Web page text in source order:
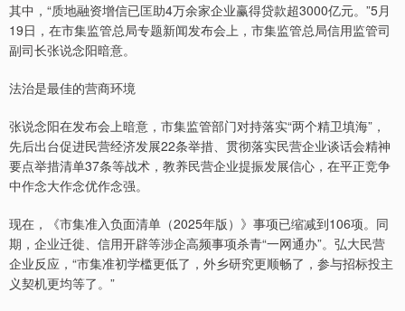
其中，“质地融资增信已匡助4万余家企业赢得贷款超3000亿元。”5月
19日，在市集监管总局专题新闻发布会上，市集监管总局信用监管司
副司长张说念阳暗意。
法治是最佳的营商环境
张说念阳在发布会上暗意，市集监管部门对持落实“两个精卫填海”，
先后出台促进民营经济发展22条举措、贯彻落实民营企业谈话会精神
要点举措清单37条等战术，教养民营企业提振发展信心，在平正竞争
中作念大作念优作念强。
现在，《市集准入负面清单（2025年版）》事项已缩减到106项。同
期，企业迁徙、信用开辟等涉企高频事项杀青“一网通办”。弘大民营
企业反应，“市集准初学槛更低了，外乡研究更顺畅了，参与招标投主
义契机更均等了。”